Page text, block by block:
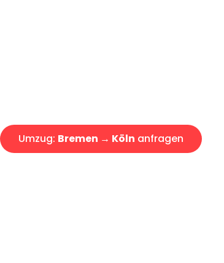
Umzug: Bremen → Köln anfragen